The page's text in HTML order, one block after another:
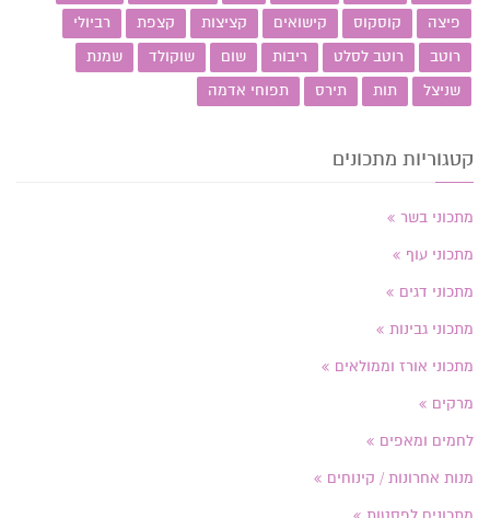
פיצה
קוסקוס קישואים קציצות קצפת
רביולי
רוטב
רוטב לסלט ריבות שום שוקולד
שמנת
שניצל
תות תירס תפוחי אדמה
קטגוריות מתכונים
מתכוני בשר
מתכוני עוף
מתכוני דגים
מתכוני גבינות
מתכוני אורז וממולאים
מרקים
לחמים ומאפים
מנות אחרונות / קינוחים